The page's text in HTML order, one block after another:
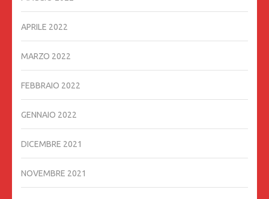
APRILE 2022
MARZO 2022
FEBBRAIO 2022
GENNAIO 2022
DICEMBRE 2021
NOVEMBRE 2021